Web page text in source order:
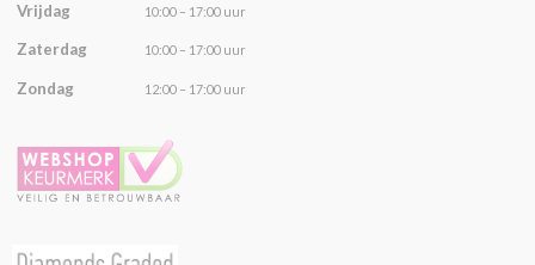
Vrijdag 10:00 – 17:00 uur
Zaterdag 10:00 – 17:00 uur
Zondag 12:00 – 17:00 uur